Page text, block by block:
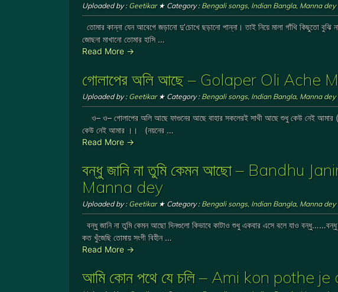
Uploaded by : Geetikar ★ Category : Bengali songs, Indian Bangla, Manna dey
তোমার কান্না যেন আবেগে জড়ানো দু’চোখে ছড়ানো পান্না। তাই নিয়ে মালা গাঁথি কিছুতো
জোছনা মাখানো তোমার হাসি …
Read More →
গোলাপের অলি আছে – Golaper Oli Ache
Uploaded by : Geetikar ★ Category : Bengali songs, Indian Bangla, Manna dey
ও– ও– গোলাপের অলি আছে ফাগুনের আছে বাহার সকলেরই সাথী আছে শুধু কেউ নেই
কেউ নেই আমার ।। (নয়নের …
Read More →
বন্ধু জানি না তুমি কেমন আছো – Bandhu
Manna dey
Uploaded by : Geetikar ★ Category : Bengali songs, Indian Bangla, Manna dey
বন্ধু জানি না তুমি কেমন আছো দিনগুলো কিভাবে কাটাও শুধু একবার এসে বলে যাও
কত খুঁজেছি তোমায় সংগী বিহীন …
Read More →
আমি কোন পথে যে চলি – Ami kon pothe